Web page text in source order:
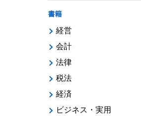
書籍
経営
会計
法律
税法
経済
ビジネス・実用